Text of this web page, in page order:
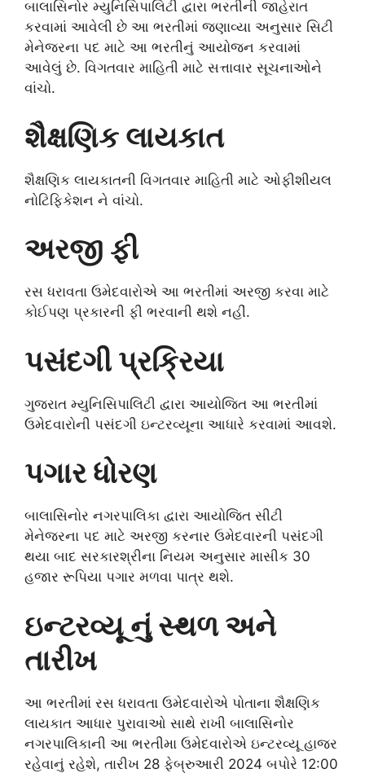
બાલાસિનોર મ્યુનિસિપાલિટી દ્વારા ભરતીની જાહેરાત
કરવામાં આવેલી છે આ ભરતીમાં જણાવ્યા અનુસાર સિટી
મેનેજરના પદ માટે આ ભરતીનું આયોજન કરવામાં
આવેલું છે. વિગતવાર માહિતી માટે સત્તાવાર સૂચનાઓને
વાંચો.
શૈક્ષણિક લાયકાત
શૈક્ષણિક લાયકાતની વિગતવાર માહિતી માટે ઓફીશીયલ
નોટિફિકેશન ને વાંચો.
અરજી ફી
રસ ધરાવતા ઉમેદવારોએ આ ભરતીમાં અરજી કરવા માટે
કોઈપણ પ્રકારની ફી ભરવાની થશે નહીં.
પસંદગી પ્રક્રિયા
ગુજરાત મ્યુનિસિપાલિટી દ્વારા આયોજિત આ ભરતીમાં
ઉમેદવારોની પસંદગી ઇન્ટરવ્યૂના આધારે કરવામાં આવશે.
પગાર ધોરણ
બાલાસિનોર નગરપાલિકા દ્વારા આયોજિત સીટી
મેનેજરના પદ માટે અરજી કરનાર ઉમેદવારની પસંદગી
થયા બાદ સરકારશ્રીના નિયમ અનુસાર માસીક 30
હજાર રૂપિયા પગાર મળવા પાત્ર થશે.
ઇન્ટરવ્યૂ નું સ્થળ અને
તારીખ
આ ભરતીમાં રસ ધરાવતા ઉમેદવારોએ પોતાના શૈક્ષણિક
લાયકાત આધાર પુરાવાઓ સાથે રાખી બાલાસિનોર
નગરપાલિકાની આ ભરતીમા ઉમેદવારોએ ઇન્ટરવ્યૂ હાજર
રહેવાનું રહેશે, તારીખ 28 ફેબ્રુઆરી 2024 બપોરે 12:00